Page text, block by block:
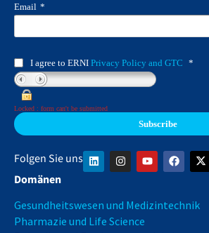
Email *
I agree to ERNI Privacy Policy and GTC *
Locked : form can't be submitted
Folgen Sie uns
Domänen
Gesundheitswesen und Medizintechnik
Pharmazie und Life Science